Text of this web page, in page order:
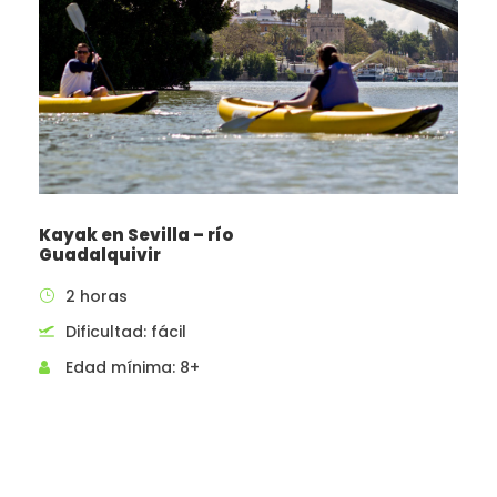
Comidas.
Alojamiento.
Qué debes traer:
Ropa de baño, toalla y zapatillas para mojar.
Se recomienda calzado cerrado y ajustado
para evitar pérdidas de material (botas de
montaña o similar). Opcional comida
(barritas de cereales, frutos secos).
Kayak en Sevilla – río
Guadalquivir
2 horas
Dificultad: fácil
Edad mínima: 8+